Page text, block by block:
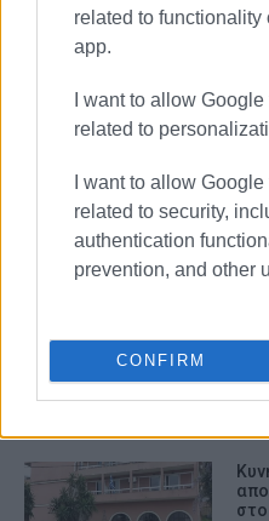
related to functionality
app.
I want to allow
related to
I want to allow
related to security,
authentication
prevention, and other
CONFIRM
ΕΡΓΑΤΙΚΟ
ΣΧΕΤΙΚA AΡΘΡΑ